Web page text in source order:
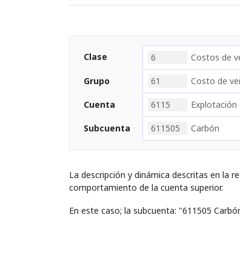
Clase 6 Costos de
Grupo 61 Costo de
Cuenta 6115 Explotación
Subcuenta 611505 Carbón
La descripción y dinámica descritas en la
comportamiento de la cuenta superior.
En este caso; la subcuenta: "611505